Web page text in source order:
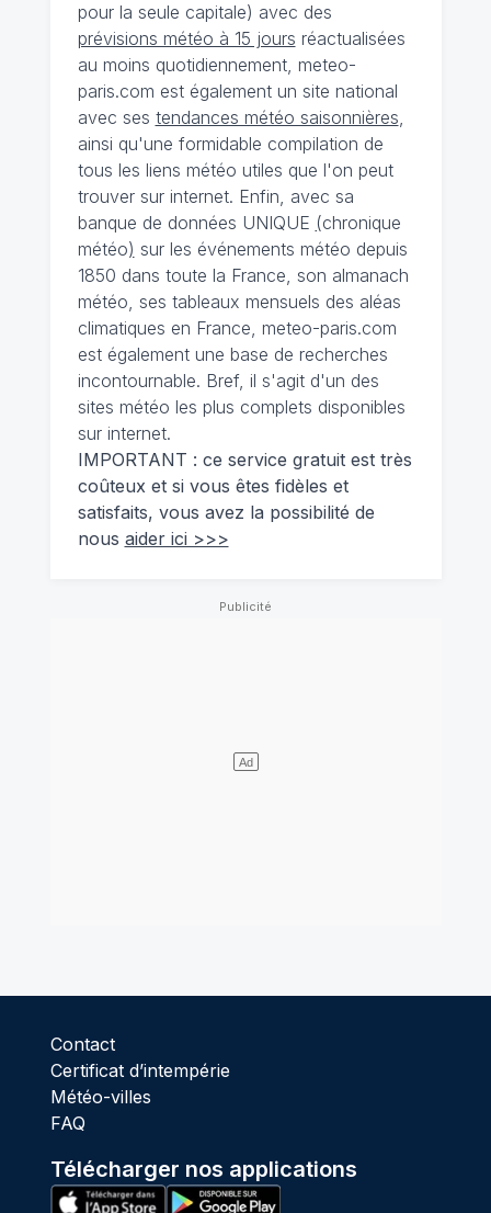
pour la seule capitale) avec des
prévisions météo à 15 jours réactualisées
au moins quotidiennement, meteo-
paris.com est également un site national
avec ses tendances météo saisonnières,
ainsi qu'une formidable compilation de
tous les liens météo utiles que l'on peut
trouver sur internet. Enfin, avec sa
banque de données UNIQUE (chronique
météo) sur les événements météo depuis
1850 dans toute la France, son almanach
météo, ses tableaux mensuels des aléas
climatiques en France, meteo-paris.com
est également une base de recherches
incontournable. Bref, il s'agit d'un des
sites météo les plus complets disponibles
sur internet.
IMPORTANT : ce service gratuit est très
coûteux et si vous êtes fidèles et
satisfaits, vous avez la possibilité de
nous aider ici >>>
Contact
Certificat d’intempérie
Météo-villes
FAQ
Télécharger nos applications